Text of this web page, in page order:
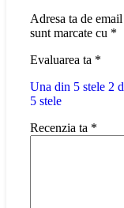
Adresa ta de
sunt marcate cu *
Evaluarea ta *
Una din 5 stele 2
5 stele
Recenzia ta *